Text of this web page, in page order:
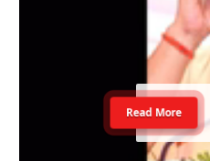
Read More